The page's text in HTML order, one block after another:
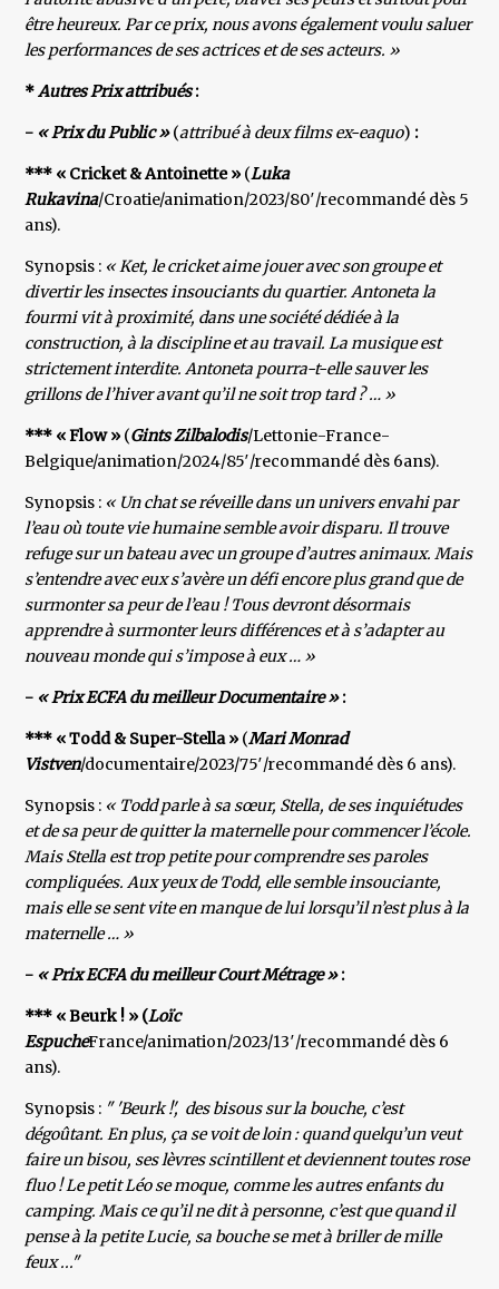
être heureux. Par ce prix, nous avons également voulu saluer
les performances de ses actrices et de ses acteurs. »
*Autres Prix attribués:
- « Prix du Public »(attribué à deux films ex-eaquo) :
*** « Cricket & Antoinette » (Luka
Rukavina/Croatie/animation/2023/80′/recommandé dès 5
ans).
Synopsis : « Ket, le cricket aime jouer avec son groupe et
divertir les insectes insouciants du quartier. Antoneta la
fourmi vit à proximité, dans une société dédiée à la
construction, à la discipline et au travail. La musique est
strictement interdite. Antoneta pourra-t-elle sauver les
grillons de l’hiver avant qu’il ne soit trop tard ? … »
*** « Flow » (Gints Zilbalodis/Lettonie-France-
Belgique/animation/2024/85′/recommandé dès 6ans).
Synopsis : « Un chat se réveille dans un univers envahi par
l’eau où toute vie humaine semble avoir disparu. Il trouve
refuge sur un bateau avec un groupe d’autres animaux. Mais
s’entendre avec eux s’avère un défi encore plus grand que de
surmonter sa peur de l’eau ! Tous devront désormais
apprendre à surmonter leurs différences et à s’adapter au
nouveau monde qui s’impose à eux … »
- « Prix ECFA du meilleur Documentaire »:
*** « Todd & Super-Stella » (Mari Monrad
Vistven/documentaire/2023/75′/recommandé dès 6 ans).
Synopsis : « Todd parle à sa sœur, Stella, de ses inquiétudes
et de sa peur de quitter la maternelle pour commencer l’école.
Mais Stella est trop petite pour comprendre ses paroles
compliquées. Aux yeux de Todd, elle semble insouciante,
mais elle se sent vite en manque de lui lorsqu’il n’est plus à la
maternelle … »
- « Prix ECFA du meilleur Court Métrage »:
*** « Beurk ! » (Loïc
EspucheFrance/animation/2023/13′/recommandé dès 6
ans).
Synopsis : " 'Beurk !', des bisous sur la bouche, c’est
dégoûtant. En plus, ça se voit de loin : quand quelqu’un veut
faire un bisou, ses lèvres scintillent et deviennent toutes rose
fluo ! Le petit Léo se moque, comme les autres enfants du
camping. Mais ce qu’il ne dit à personne, c’est que quand il
pense à la petite Lucie, sa bouche se met à briller de mille
feux ..."